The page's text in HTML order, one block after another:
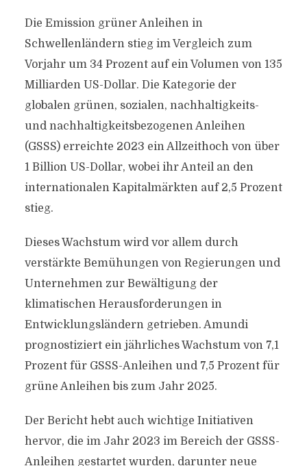
Die Emission grüner Anleihen in
Schwellenländern stieg im Vergleich zum
Vorjahr um 34 Prozent auf ein Volumen von 135
Milliarden US-Dollar. Die Kategorie der
globalen grünen, sozialen, nachhaltigkeits-
und nachhaltigkeitsbezogenen Anleihen
(GSSS) erreichte 2023 ein Allzeithoch von über
1 Billion US-Dollar, wobei ihr Anteil an den
internationalen Kapitalmärkten auf 2,5 Prozent
stieg.
Dieses Wachstum wird vor allem durch
verstärkte Bemühungen von Regierungen und
Unternehmen zur Bewältigung der
klimatischen Herausforderungen in
Entwicklungsländern getrieben. Amundi
prognostiziert ein jährliches Wachstum von 7,1
Prozent für GSSS-Anleihen und 7,5 Prozent für
grüne Anleihen bis zum Jahr 2025.
Der Bericht hebt auch wichtige Initiativen
hervor, die im Jahr 2023 im Bereich der GSSS-
Anleihen gestartet wurden, darunter neue